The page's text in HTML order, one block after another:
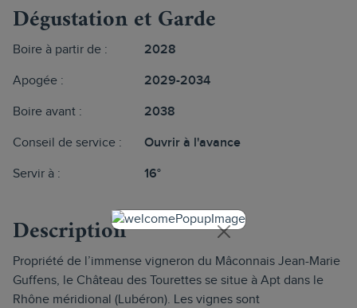
Dégustation et Garde
Boire à partir de : 2028
Apogée : 2029-2034
Boire avant : 2038
Conseil de service : Ouvrir à l'avance
Servir à : 16°
Description
Propriété de l’immense vigneron du Mâconnais Jean-Marie
Guffens, le Château des Tourettes se situe à Apt dans le
Rhône méridional (Lubéron). Les vignes sont